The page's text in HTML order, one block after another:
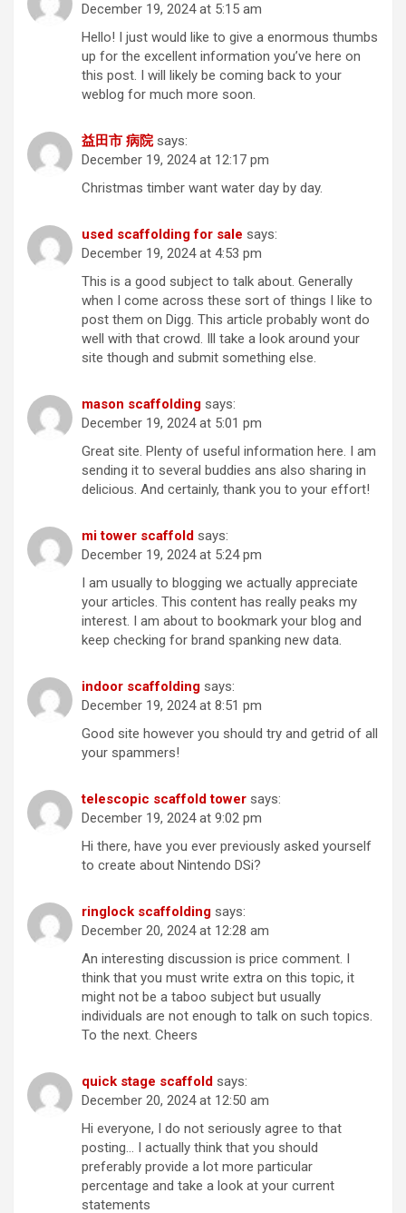
December 19, 2024 at 5:15 am
Hello! I just would like to give a enormous thumbs
up for the excellent information you’ve here on
this post. I will likely be coming back to your
weblog for much more soon.
益田市 病院 says:
December 19, 2024 at 12:17 pm
Christmas timber want water day by day.
used scaffolding for sale says:
December 19, 2024 at 4:53 pm
This is a good subject to talk about. Generally
when I come across these sort of things I like to
post them on Digg. This article probably wont do
well with that crowd. Ill take a look around your
site though and submit something else.
mason scaffolding says:
December 19, 2024 at 5:01 pm
Great site. Plenty of useful information here. I am
sending it to several buddies ans also sharing in
delicious. And certainly, thank you to your effort!
mi tower scaffold says:
December 19, 2024 at 5:24 pm
I am usually to blogging we actually appreciate
your articles. This content has really peaks my
interest. I am about to bookmark your blog and
keep checking for brand spanking new data.
indoor scaffolding says:
December 19, 2024 at 8:51 pm
Good site however you should try and getrid of all
your spammers!
telescopic scaffold tower says:
December 19, 2024 at 9:02 pm
Hi there, have you ever previously asked yourself
to create about Nintendo DSi?
ringlock scaffolding says:
December 20, 2024 at 12:28 am
An interesting discussion is price comment. I
think that you must write extra on this topic, it
might not be a taboo subject but usually
individuals are not enough to talk on such topics.
To the next. Cheers
quick stage scaffold says:
December 20, 2024 at 12:50 am
Hi everyone, I do not seriously agree to that
posting… I actually think that you should
preferably provide a lot more particular
percentage and take a look at your current
statements